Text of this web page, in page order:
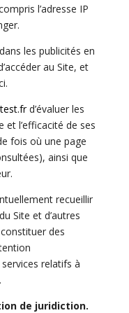
l’adresse IP
les publicités en
au Site, et
d’évaluer les
et l’efficacité de ses
fois où une page
ainsi que
recueillir
Site et d’autres
des
relatifs à
de juridiction.